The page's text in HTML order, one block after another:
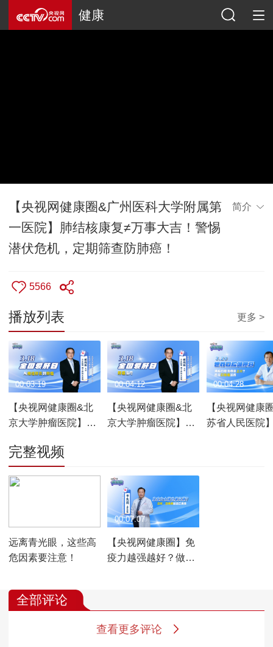
健康
【央视网健康圈&广州医科大学附属第
一医院】肺结核康复≠万事大吉！警惕
潜伏危机，定期筛查防肺癌！
简介
5566
播放列表 更多 >
【央视网健康圈&北
京大学肿瘤医院】别
些高危人群应增加体
检频次
00:03:19
【央视网健康圈&北
京大学肿瘤医院】多
00:04:12
【央视网健康
苏省人民医院
00:04:28
完整视频
远离青光眼，这些高
危因素要注意！
【央视网健康圈】免
疫力越强越好？做好
00:07:07
全部评论
查看更多评论